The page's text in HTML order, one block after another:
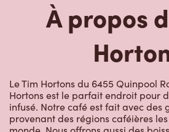
À propos
Le Tim Hortons du 6455 Quinpool
Hortons est le parfait endroit pour
infusé. Notre café est fait avec des
provenant des régions caféières